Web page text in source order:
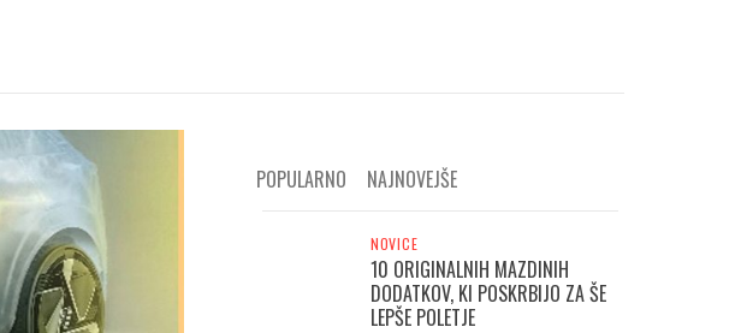
POPULARNO NAJNOVEJŠE
NOVICE
10 ORIGINALNIH MAZDINIH
DODATKOV, KI POSKRBIJO ZA ŠE
LEPŠE POLETJE